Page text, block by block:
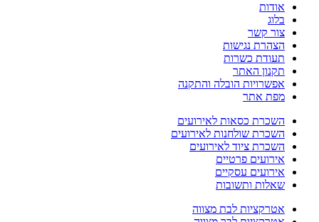
אודות
בלוג
צור קשר
הצהרת נגישות
תעודת כשרות
תקנון האתר
אפשרויות הובלה והתקנה
מפת אתר
השכרת כסאות לאירועים
השכרת שולחנות לאירועים
השכרת ציוד לאירועים
אירועים פרטיים
אירועים עסקיים
שאלות ותשובות
אטרקציות לבת מצווה